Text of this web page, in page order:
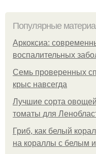
Популярные
Аркоксиа:
воспалительных
Семь проверенных
крыс навсегда
Лучшие сорта
томаты для
Гриб, как белый
на кораллы с белым